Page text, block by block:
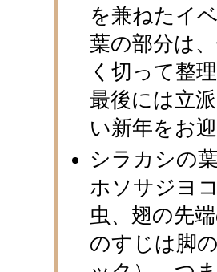
を兼ねたイ
葉の部分は
く切って整
最後には立
い新年をお
シラカシの
ホソサジヨ
虫、翅の先
のすじは脚